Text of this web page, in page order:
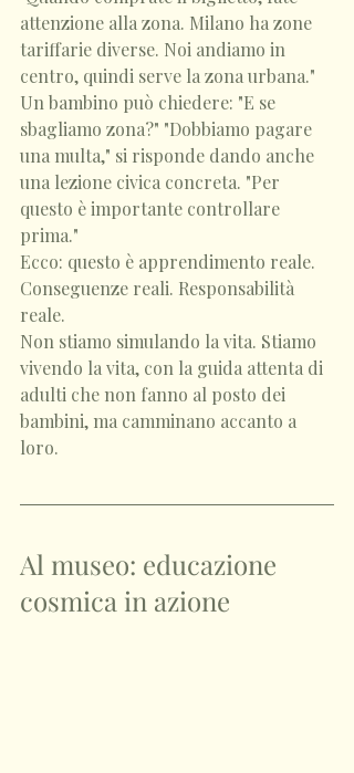
attenzione alla zona. Milano ha zone
tariffarie diverse. Noi andiamo in
centro, quindi serve la zona urbana."
Un bambino può chiedere: "E se
sbagliamo zona?" "Dobbiamo pagare
una multa," si risponde dando anche
una lezione civica concreta. "Per
questo è importante controllare
prima."
Ecco: questo è apprendimento reale.
Conseguenze reali. Responsabilità
reale.
Non stiamo simulando la vita. Stiamo
vivendo la vita, con la guida attenta di
adulti che non fanno al posto dei
bambini, ma camminano accanto a
loro.
Al museo: educazione
cosmica in azione